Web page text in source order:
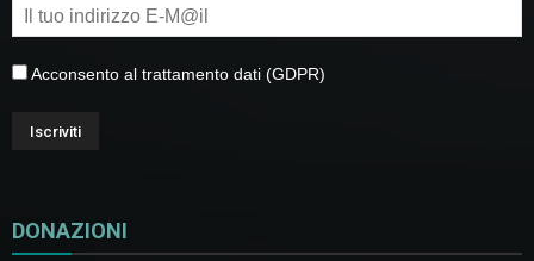
Acconsento al trattamento dati (GDPR)
DONAZIONI